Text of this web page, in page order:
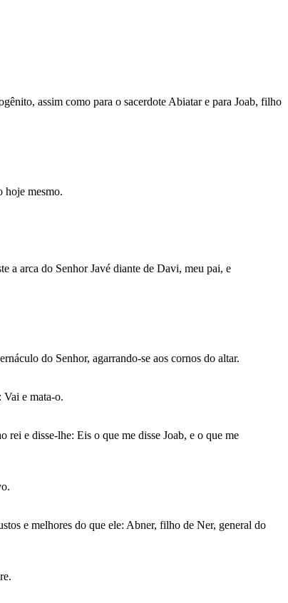
assim como para o sacerdote Abiatar e para Joab, filho
hoje mesmo.
a arca do Senhor Javé diante de Davi, meu pai, e
do Senhor, agarrando-se aos cornos do altar.
Vai e mata-o.
rei e disse-lhe: Eis o que me disse Joab, e o que me
e melhores do que ele: Abner, filho de Ner, general do